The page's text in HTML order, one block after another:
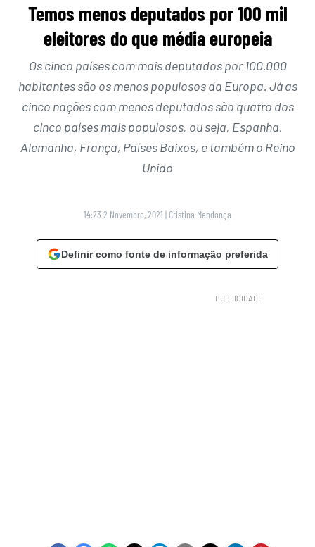
Temos menos deputados por 100 mil
eleitores do que média europeia
Os cinco países com mais deputados por 100.000
habitantes são os menos populosos da Europa. Já as
cinco nações com menos deputados são quatro dos
cinco países mais populosos, ou seja, Espanha,
Alemanha, França, Países Baixos, e também o Reino
Unido
14:23 2 Novembro, 2021 | Cristina Mendonça
Definir como fonte de informação preferida